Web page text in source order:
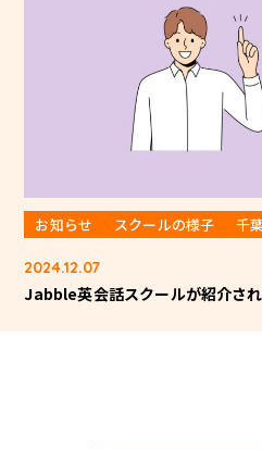
お知らせ スクールの様子 千
2024.12.07
Jabble英会話スクールが紹介され